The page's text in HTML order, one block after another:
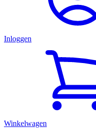
Inloggen
Winkelwagen